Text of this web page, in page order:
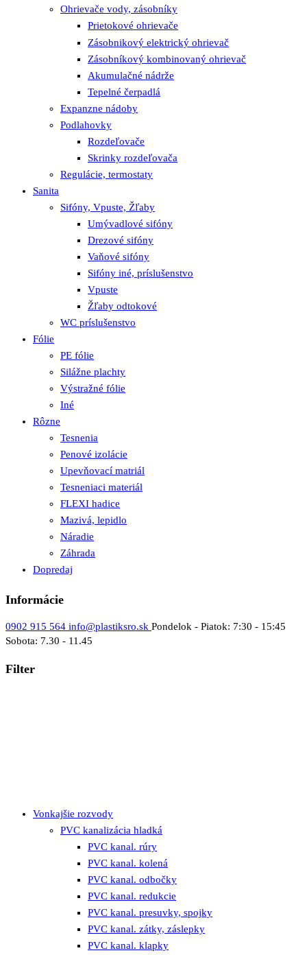
Ohrievače vody, zásobníky
Prietokové ohrievače
Zásobnikový elektrický ohrievač
Zásobníkový kombinovaný ohrievač
Akumulačné nádrže
Tepelné čerpadlá
Expanzne nádoby
Podlahovky
Rozdeľovače
Skrinky rozdeľovača
Regulácie, termostaty
Sanita
Sifóny, Vpuste, Žľaby
Umývadlové sifóny
Drezové sifóny
Vaňové sifóny
Sifóny iné, príslušenstvo
Vpuste
Žľaby odtokové
WC príslušenstvo
Fólie
PE fólie
Silážne plachty
Výstražné fólie
Iné
Rôzne
Tesnenia
Penové izolácie
Upevňovací matriál
Tesneniaci materiál
FLEXI hadice
Mazivá, lepidlo
Náradie
Záhrada
Dopredaj
Informácie
0902 915 564 info@plastiksro.sk Pondelok - Piatok: 7:30 - 15:45
Sobota: 7.30 - 11.45
Filter
Vonkajšie rozvody
PVC kanalizácia hladká
PVC kanal. rúry
PVC kanal. kolená
PVC kanal. odbočky
PVC kanal. redukcie
PVC kanal. presuvky, spojky
PVC kanal. zátky, záslepky
PVC kanal. klapky